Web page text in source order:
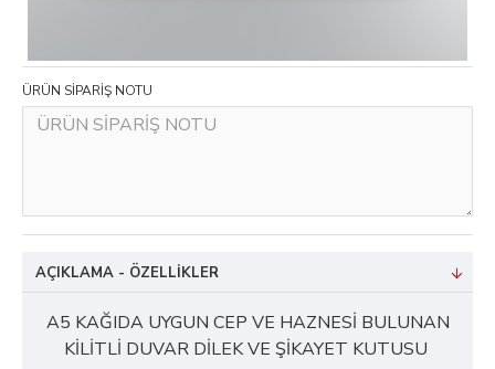
ÜRÜN SİPARİŞ NOTU
AÇIKLAMA - ÖZELLIKLER
A5 KAĞIDA UYGUN CEP VE HAZNESİ BULUNAN
KİLİTLİ DUVAR DİLEK VE ŞİKAYET KUTUSU